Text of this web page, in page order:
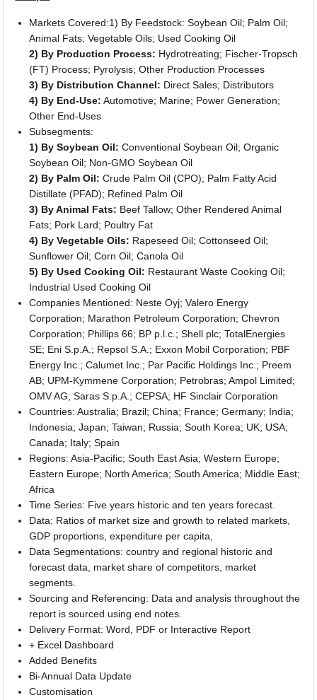
Markets Covered:1) By Feedstock: Soybean Oil; Palm Oil;
Animal Fats; Vegetable Oils; Used Cooking Oil
2) By Production Process: Hydrotreating; Fischer-Tropsch
(FT) Process; Pyrolysis; Other Production Processes
3) By Distribution Channel: Direct Sales; Distributors
4) By End-Use: Automotive; Marine; Power Generation;
Other End-Uses
Subsegments:
1) By Soybean Oil: Conventional Soybean Oil; Organic
Soybean Oil; Non-GMO Soybean Oil
2) By Palm Oil: Crude Palm Oil (CPO); Palm Fatty Acid
Distillate (PFAD); Refined Palm Oil
3) By Animal Fats: Beef Tallow; Other Rendered Animal
Fats; Pork Lard; Poultry Fat
4) By Vegetable Oils: Rapeseed Oil; Cottonseed Oil;
Sunflower Oil; Corn Oil; Canola Oil
5) By Used Cooking Oil: Restaurant Waste Cooking Oil;
Industrial Used Cooking Oil
Companies Mentioned: Neste Oyj; Valero Energy
Corporation; Marathon Petroleum Corporation; Chevron
Corporation; Phillips 66; BP p.l.c.; Shell plc; TotalEnergies
SE; Eni S.p.A.; Repsol S.A.; Exxon Mobil Corporation; PBF
Energy Inc.; Calumet Inc.; Par Pacific Holdings Inc.; Preem
AB; UPM-Kymmene Corporation; Petrobras; Ampol Limited;
OMV AG; Saras S.p.A.; CEPSA; HF Sinclair Corporation
Countries: Australia; Brazil; China; France; Germany; India;
Indonesia; Japan; Taiwan; Russia; South Korea; UK; USA;
Canada; Italy; Spain
Regions: Asia-Pacific; South East Asia; Western Europe;
Eastern Europe; North America; South America; Middle East;
Africa
Time Series: Five years historic and ten years forecast.
Data: Ratios of market size and growth to related markets,
GDP proportions, expenditure per capita,
Data Segmentations: country and regional historic and
forecast data, market share of competitors, market
segments.
Sourcing and Referencing: Data and analysis throughout the
report is sourced using end notes.
Delivery Format: Word, PDF or Interactive Report
+ Excel Dashboard
Added Benefits
Bi-Annual Data Update
Customisation